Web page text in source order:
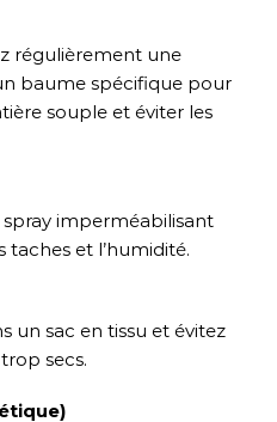
régulièrement une
baume spécifique pour
souple et éviter les
imperméabilisant
et l’humidité.
un sac en tissu et évitez
secs.